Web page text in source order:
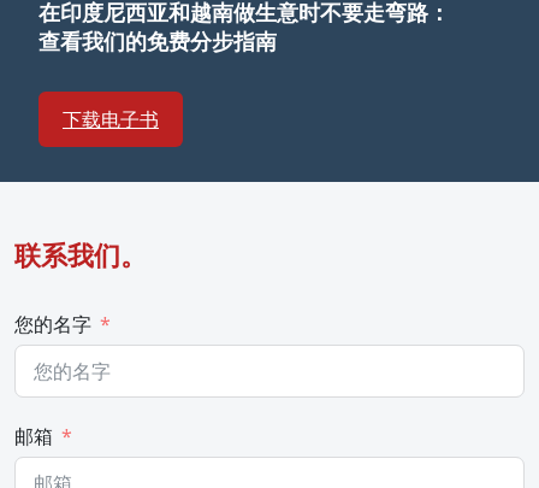
在印度尼西亚和越南做生意时不要走弯路：
查看我们的免费分步指南
下载电子书
联系我们。
您的名字
邮箱